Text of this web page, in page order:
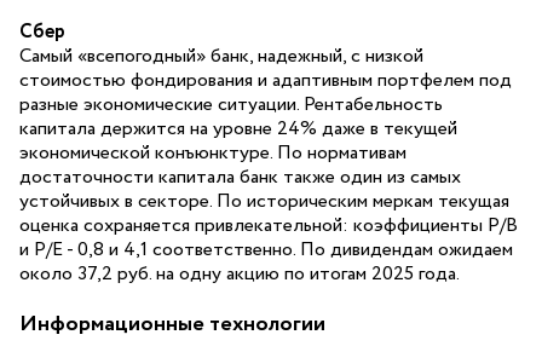
Сбер
Самый «всепогодный» банк, надежный, с низкой
стоимостью фондирования и адаптивным портфелем под
разные экономические ситуации. Рентабельность
капитала держится на уровне 24% даже в текущей
экономической конъюнктуре. По нормативам
достаточности капитала банк также один из самых
устойчивых в секторе. По историческим меркам текущая
оценка сохраняется привлекательной: коэффициенты Р/В
и Р/E - 0,8 и 4,1 соответственно. По дивидендам ожидаем
около 37,2 руб. на одну акцию по итогам 2025 года.
Информационные технологии